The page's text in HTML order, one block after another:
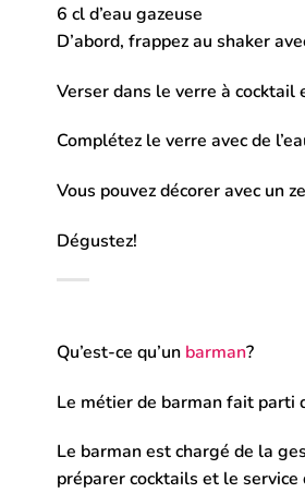
6 cl d’eau gazeuse
D’abord, frappez au shaker
Verser dans le verre à
Complétez le verre avec de
Vous pouvez décorer avec un
Dégustez!
Qu’est-ce qu’un barman?
Le métier de barman fait parti
Le barman est chargé de la
préparer cocktails et le